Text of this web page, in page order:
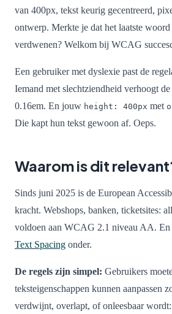
van 400px, tekst keurig gecentreerd,
ontwerp. Merkte je dat het laatste
verdwenen? Welkom bij WCAG
Een gebruiker met dyslexie past de
Iemand met slechtziendheid verhoogt
0.16em. En jouw height: 400px met
Die kapt hun tekst gewoon af. Oeps.
Waarom is dit
Sinds juni 2025 is de European
kracht. Webshops, banken, ticketsites:
voldoen aan WCAG 2.1 niveau AA. En
Text Spacing onder.
De regels zijn simpel: Gebruikers
teksteigenschappen kunnen aanpassen
verdwijnt, overlapt, of onleesbaar wordt: